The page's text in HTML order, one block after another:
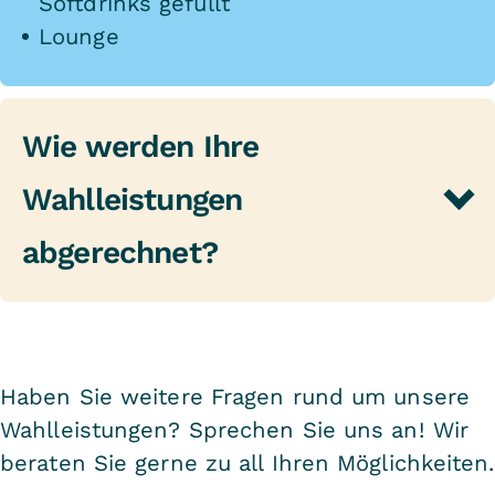
Lounge
Wie werden Ihre
Wahlleistungen
abgerechnet?
Patienten der VITREA Klinik
Hattingen hat grundsätzlich jeder
Patient die Möglichkeit, unsere
Haben Sie weitere Fragen rund um unsere
Wahlleistungen? Sprechen Sie uns an! Wir
beraten Sie gerne zu all Ihren Möglichkeiten.